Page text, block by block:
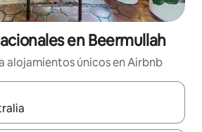
en Beermullah
alojamientos únicos en Airbnb
estén disponibles, navega con las